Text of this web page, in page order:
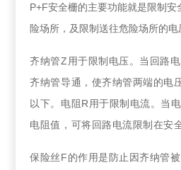
P+F安全栅的主要功能就是限制
险场所，及限制送往危险场所的电
齐纳管Z用于限制电压。当回路
齐纳管导通，使齐纳管两端的电
以下。电阻R用于限制电流。当
电阻值，可将回路电流限制在安
保险丝F的作用是防止因齐纳管